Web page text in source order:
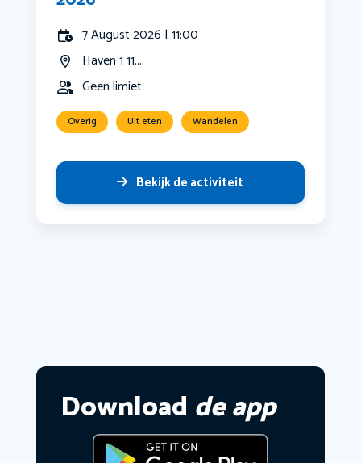
7 August 2026 | 11:00
Haven 1 11...
Geen limiet
Overig Uit eten Wandelen
Bekijk de activiteit
Download de app